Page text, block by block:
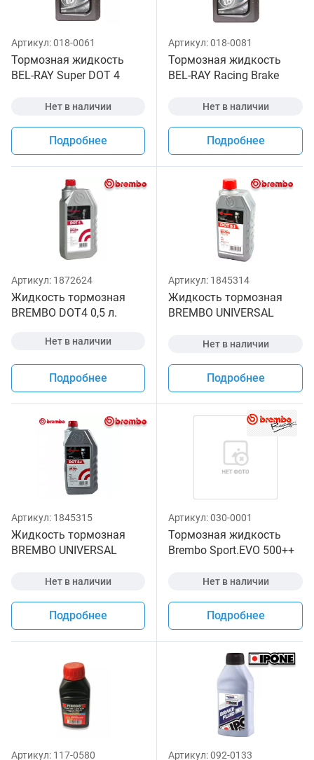
Артикул:018-0061
Тормозная жидкость
BEL-RAY Super DOT 4
Нет в наличии
Подробнее
Артикул:018-0081
Тормозная жидкость
BEL-RAY Racing Brake
Нет в наличии
Подробнее
Артикул: 1872624
Жидкость тормозная
BREMBO DOT4 0,5 л.
Нет в наличии
Подробнее
Артикул: 1845314
Жидкость тормозная
BREMBO UNIVERSAL
Нет в наличии
Подробнее
Артикул: 1845315
Жидкость тормозная
BREMBO UNIVERSAL
Нет в наличии
Подробнее
Артикул:030-0001
Тормозная жидкость
Brembo Sport.EVO 500++
Нет в наличии
Подробнее
Артикул: 117-0580 Артикул:092-0133